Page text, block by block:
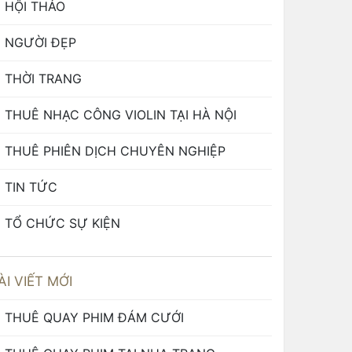
HỘI THẢO
NGƯỜI ĐẸP
THỜI TRANG
THUÊ NHẠC CÔNG VIOLIN TẠI HÀ NỘI
THUÊ PHIÊN DỊCH CHUYÊN NGHIỆP
TIN TỨC
TỔ CHỨC SỰ KIỆN
VIẾT MỚI
THUÊ QUAY PHIM ĐÁM CƯỚI